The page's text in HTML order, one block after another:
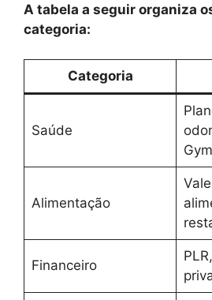
A tabela a seguir organiza
categoria:
Categoria
Saúde
Alimentação
Financeiro